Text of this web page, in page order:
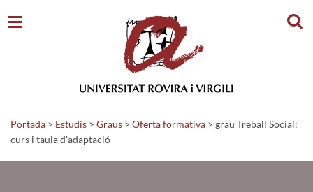
Portada > Estudis > Graus > Oferta formativa > grau Treball Social:
curs i taula d'adaptació